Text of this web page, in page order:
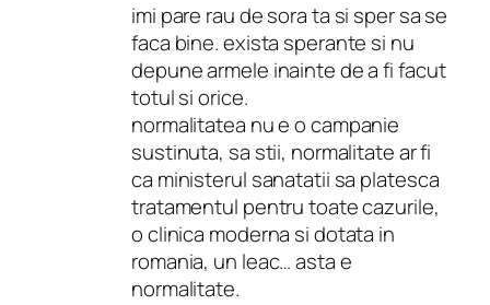
imi pare rau de sora ta si sper sa se
faca bine. exista sperante si nu
depune armele inainte de a fi facut
totul si orice.
normalitatea nu e o campanie
sustinuta, sa stii, normalitate ar fi
ca ministerul sanatatii sa platesca
tratamentul pentru toate cazurile,
o clinica moderna si dotata in
romania, un leac… asta e
normalitate.